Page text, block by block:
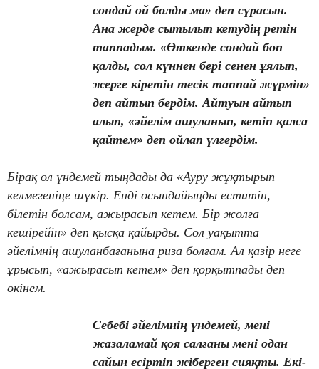
сондай ой болды ма» деп сұрасын.
Ана жерде сытылып кетудің ретін
таппадым. «Өткенде сондай боп
қалды, сол күннен бері сенен ұялып,
жерге кіретін тесік таппай жүрмін»
деп айтып бердім. Айтуын айтып
алып, «әйелім ашуланып, кетіп қалса
қайтем» деп ойлап үлгердім.
Бірақ ол үндемей тыңдады да «Ауру жұқтырып
келмегеніңе шүкір. Енді осындайыңды еститін,
білетін болсам, ажырасып кетем. Бір жолға
кешірейін» деп қысқа қайырды. Сол уақытта
әйелімнің ашуланбағанына риза болғам. Ал қазір неге
ұрысып, «ажырасып кетем» деп қорқытпады деп
өкінем.
Себебі әйелімнің үндемей, мені
жазаламай қоя салғаны мені одан
сайын есіртіп жіберген сияқты. Екі-